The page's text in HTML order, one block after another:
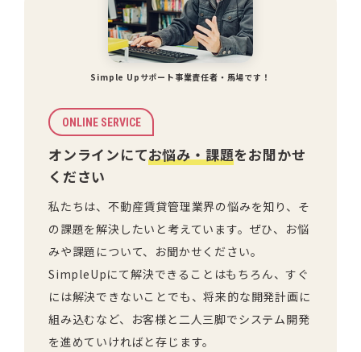
ONLINE SERVICE
オンラインにてお悩み・課題をお聞かせ
ください
私たちは、不動産賃貸管理業界の悩みを知り、そ
の課題を解決したいと考えています。ぜひ、お悩
みや課題について、お聞かせください。
SimpleUpにて解決できることはもちろん、すぐ
には解決できないことでも、将来的な開発計画に
組み込むなど、お客様と二人三脚でシステム開発
を進めていければと存じます。
Simple Upサポート事業責任者・馬場です！